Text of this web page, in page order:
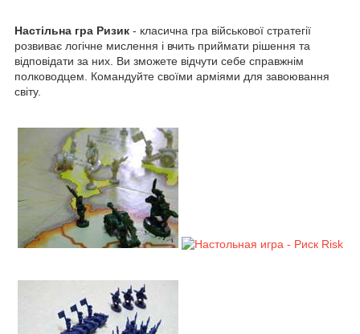
Настільна гра Ризик - класична гра військової стратегії
розвиває логічне мислення і вчить приймати рішення та
відповідати за них. Ви зможете відчути себе справжнім
полководцем. Командуйте своїми арміями для завоювання
світу.